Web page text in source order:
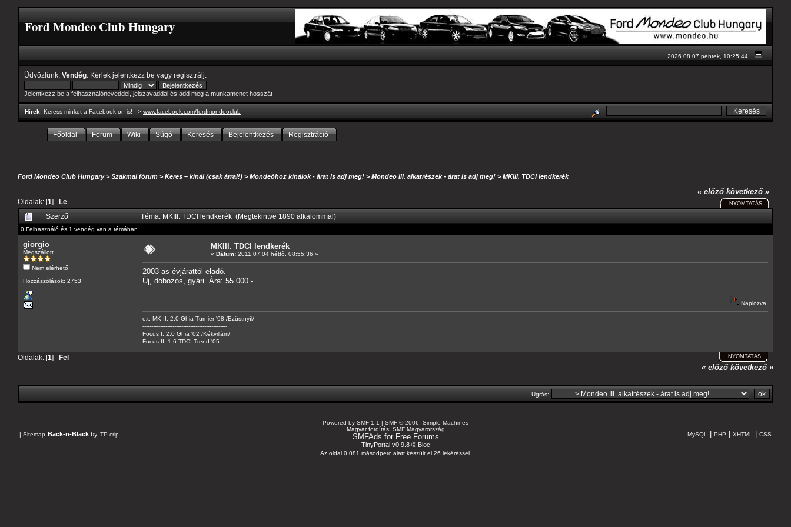
Ford Mondeo Club Hungary
2026.08.07 péntek, 10:25:44
Üdvözlünk, Vendég . Kérlek jelentkezz be vagy regisztrálj
Jelentkezz be a felhasználóneveddel, jelszavaddal és add meg a munkamenet hosszát
Hírek: Keress minket a Facebook-on is! => www.facebook.com/fordmondeoclub
Főoldal Forum Wiki Súgó Keresés Bejelentkezés Regisztráció
Ford Mondeo Club Hungary>Szakmai fórum >Keres – kínál (csak árral!) >Mondeóhoz kínálok - árat is adj meg! >Mondeo III. alkatrészek - árat is adj meg! >MKIII. TDCI lendkerék
Oldalak: [1] Le
« előző következő »
NYOMTATÁS
Szerző Téma: MKIII. TDCI lendkerék (Megtekintve 1890 alkalommal)
0 Felhasználó és 1 vendég van a témában
giorgio
Megszállott
Nem elérhető
Hozzászólások: 2753
MKIII. TDCI lendkerék
« Dátum: 2011.07.04 hétfő, 08:55:36 »
2003-as évjárattól eladó.
Új, dobozos, gyári. Ára: 55.000.-
Naplózva
ex: MK II. 2.0 Ghia Turnier '98 /Ezüstnyíl/
------------------------------------------------
Focus I. 2.0 Ghia '02 /Kékvillám/
Focus II. 1.6 TDCI Trend '05
Oldalak: [1] Fel NYOMTATÁS
« előző következő »
Ugrás:
| Sitemap Back-n-Black by TP-crip
Powered by SMF 1.1 | SMF © 2006, Simple Machines
Magyar fordítás: SMF Magyarország
SMFAds for Free Forums
TinyPortal v0.9.8 © Bloc
MySQL PHP XHTML CSS
Az oldal 0.081 másodperc alatt készült el 26 lekéréssel.